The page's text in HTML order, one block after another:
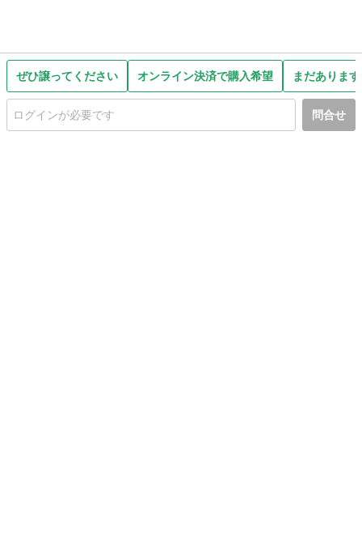
ぜひ譲ってください オンライン決済で購入希望 まだありま
問合せ